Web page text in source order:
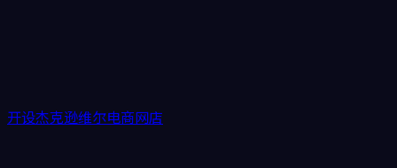
开设杰克逊维尔电商网店